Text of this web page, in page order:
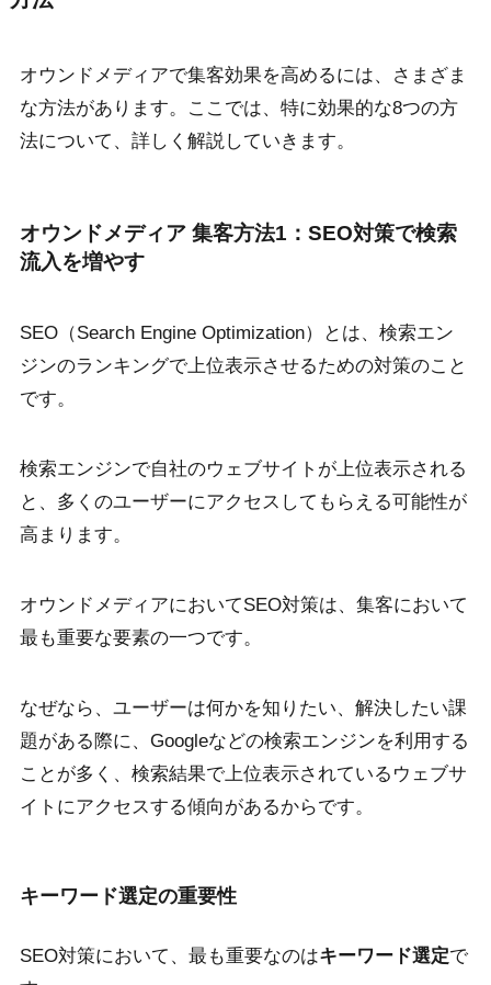
オウンドメディアで集客効果を高めるには、さまざま
な方法があります。ここでは、特に効果的な8つの方
法について、詳しく解説していきます。
オウンドメディア 集客方法1：SEO対策で検索
流入を増やす
SEO（Search Engine Optimization）とは、検索エン
ジンのランキングで上位表示させるための対策のこと
です。
検索エンジンで自社のウェブサイトが上位表示される
と、多くのユーザーにアクセスしてもらえる可能性が
高まります。
オウンドメディアにおいてSEO対策は、集客において
最も重要な要素の一つです。
なぜなら、ユーザーは何かを知りたい、解決したい課
題がある際に、Googleなどの検索エンジンを利用する
ことが多く、検索結果で上位表示されているウェブサ
イトにアクセスする傾向があるからです。
キーワード選定の重要性
SEO対策において、最も重要なのはキーワード選定で